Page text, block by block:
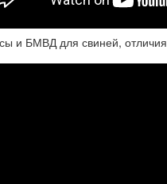
и БМВД для свиней,